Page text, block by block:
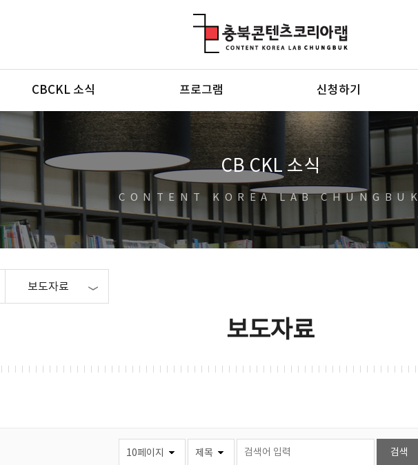
CBCKL 소식 프로그램 신청하기
CB CKL 소식
CONTENT KOREA LAB CHUNGBUK
보도자료
보도자료